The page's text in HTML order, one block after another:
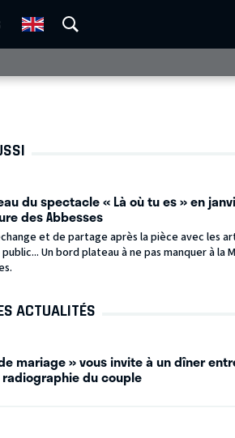
du spectacle « Là où tu es » en
des Abbesses
et de partage après la pièce avec les
Un bord plateau à ne pas manquer à la
ACTUALITÉS
mariage » vous invite à un dîner
du couple